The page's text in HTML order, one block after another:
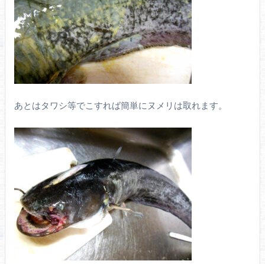
あとはタワシ等でこすれば簡単にヌメリは取れます。